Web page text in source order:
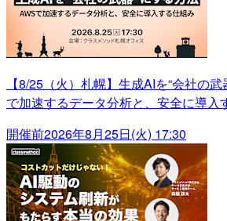
【8/25（火）札幌】生成AIを“会社の
で加速するデータ分析と、安全に導入
開催前2026年8月25日(火) 17:30